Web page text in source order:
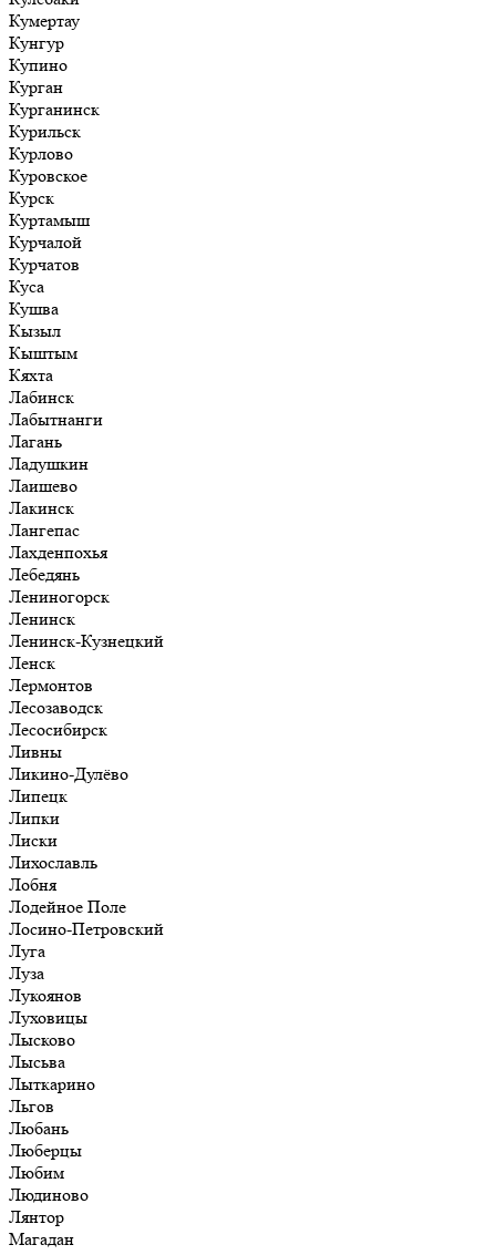
Кумертау
Кунгур
Купино
Курган
Курганинск
Курильск
Курлово
Куровское
Курск
Куртамыш
Курчалой
Курчатов
Куса
Кушва
Кызыл
Кыштым
Кяхта
Лабинск
Лабытнанги
Лагань
Ладушкин
Лаишево
Лакинск
Лангепас
Лахденпохья
Лебедянь
Лениногорск
Ленинск
Ленинск-Кузнецкий
Ленск
Лермонтов
Лесозаводск
Лесосибирск
Ливны
Ликино-Дулёво
Липецк
Липки
Лиски
Лихославль
Лобня
Лодейное Поле
Лосино-Петровский
Луга
Луза
Лукоянов
Луховицы
Лысково
Лысьва
Лыткарино
Льгов
Любань
Люберцы
Любим
Людиново
Лянтор
Магадан